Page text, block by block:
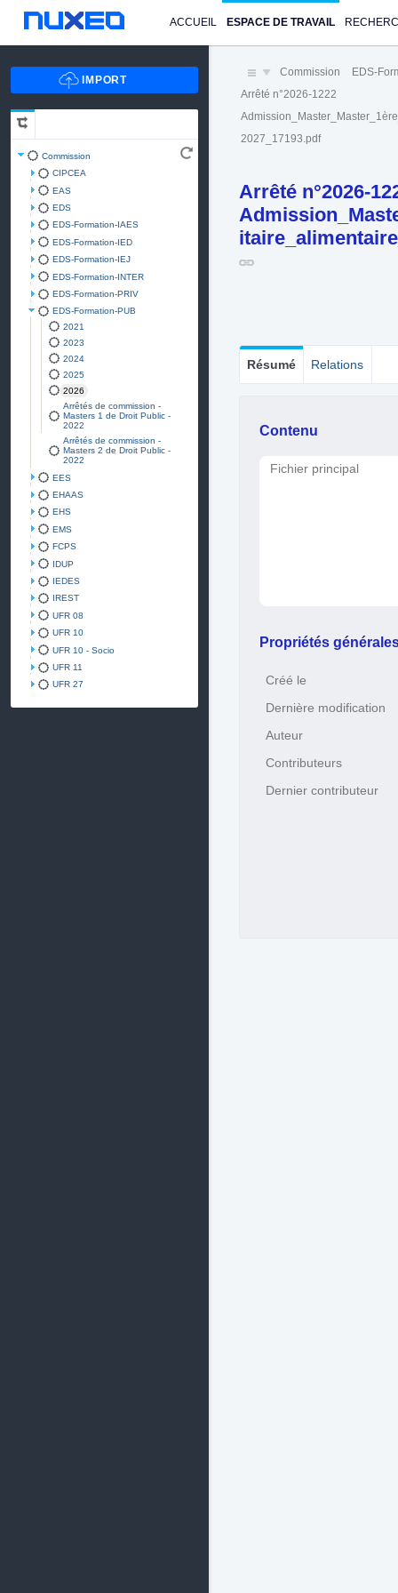
ACCUEIL ESPACE DE TRAVAIL
Commission
CIPCEA
EAS
EDS
EDS-Formation-IAES
EDS-Formation-IED
EDS-Formation-IEJ
EDS-Formation-INTER
EDS-Formation-PRIV
EDS-Formation-PUB
2021
2023
2024
2025
2026
Arrêtés de commission -
Masters 1 de Droit Public -
2022
Arrêtés de commission -
Masters 2 de Droit Public -
2022
EES
EHAAS
EHS
EMS
FCPS
IDUP
IEDES
IREST
UFR 08
UFR 10
UFR 10 - Socio
UFR 11
UFR 27
Commission EDS-
Arrêté n°2026-1222
2027_17193.pdf
Arrêté n°2026-
Résumé Relations
Contenu
Fichier principal
Propriétés
Créé le
Dernière modification
Auteur
Contributeurs
Dernier contributeur